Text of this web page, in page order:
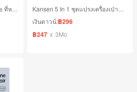
เงินดาวน์:฿296
฿247 x 3Mo